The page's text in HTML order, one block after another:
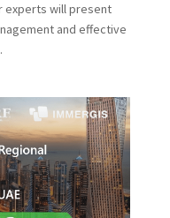
experts will present
and effective